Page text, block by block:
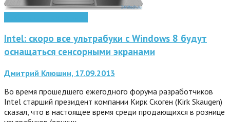
Intel: скоро все ультрабуки с Windows 8 будут
оснащаться сенсорными экранами
Дмитрий Клюшин, 17.09.2013
Во время прошедшего ежегодного форума разработчиков
Intel старший президент компании Кирк Скоген (Kirk Skaugen)
сказал, что в настоящее время среди продающихся в рознице